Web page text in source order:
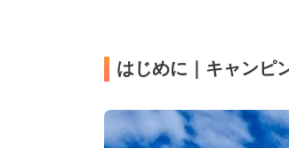
はじめに｜キャンピ